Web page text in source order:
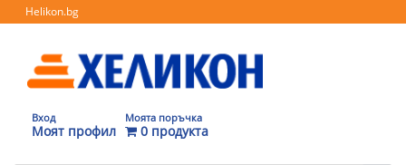
Helikon.bg
Вход
Моят профил
Моята поръчка
0 продукта